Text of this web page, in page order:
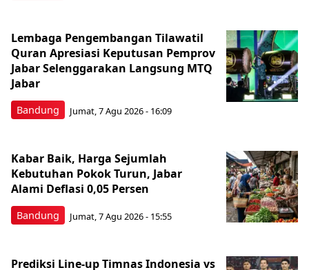
Bandung
Lembaga Pengembangan Tilawatil
Quran Apresiasi Keputusan Pemprov
Jabar Selenggarakan Langsung MTQ
Jabar
Jumat, 7 Agu 2026 - 16:09
Bandung
Kabar Baik, Harga Sejumlah
Kebutuhan Pokok Turun, Jabar
Alami Deflasi 0,05 Persen
Jumat, 7 Agu 2026 - 15:55
Prediksi Line-up Timnas Indonesia vs